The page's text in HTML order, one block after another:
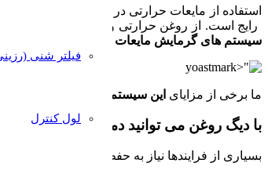
فیلتر شنی
لول کنترل
استفاده از مایعات حرارتی در دیگ روغن داغ در
رایج است. از روغن حرارتی و مایعات حرارتی می توان برای کاربردهای دمای بالا تا 750 فارنهایت استفاده کرد، در حالی
سیستم های گرمایش مایعات حرارتی
فواید
ما برخی از مزایای این سیستم ( دیگ روغن داغ)
با دیگ روغن می توانید دمای سیال را در
بسیاری از فرایندها نیاز به حفظ دامنه های